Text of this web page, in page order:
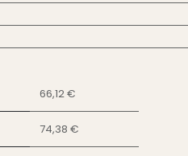
66,12 €
74,38 €